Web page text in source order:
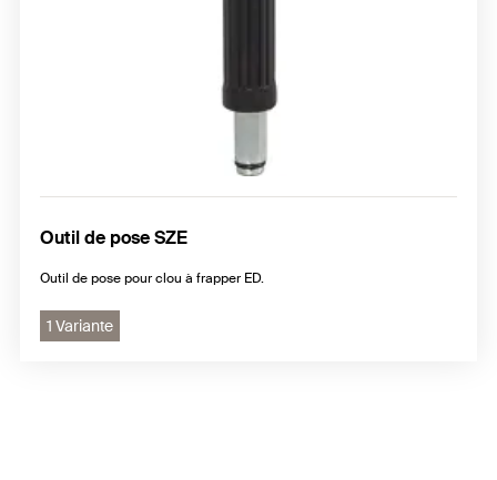
Outil de pose SZE
Outil de pose pour clou à frapper ED.
1 Variante